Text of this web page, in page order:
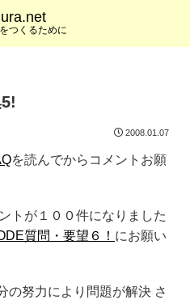
つくるために
2008.01.07
を読んでからコメントお願
トが１００件になりました
質問・要望６！ にお願い
の努力により問題が解決 さ